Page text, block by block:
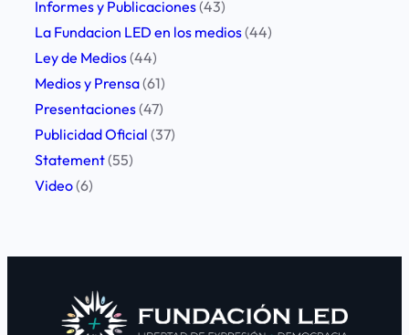
i
n
e
i
o
Informes y Publicaciones(43)
La Fundacion LED en los medios(44)
Ley de Medios(44)
Medios y Prensa(61)
Presentaciones(47)
Publicidad Oficial (37)
Statement(55)
Video(6)